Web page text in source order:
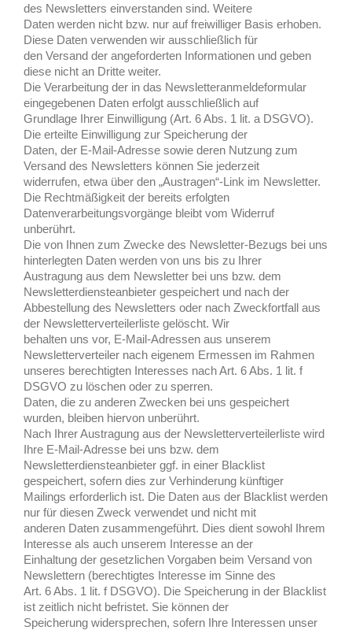
des Newsletters einverstanden sind. Weitere
Daten werden nicht bzw. nur auf freiwilliger Basis erhoben.
Diese Daten verwenden wir ausschließlich für
den Versand der angeforderten Informationen und geben
diese nicht an Dritte weiter.
Die Verarbeitung der in das Newsletteranmeldeformular
eingegebenen Daten erfolgt ausschließlich auf
Grundlage Ihrer Einwilligung (Art. 6 Abs. 1 lit. a DSGVO).
Die erteilte Einwilligung zur Speicherung der
Daten, der E-Mail-Adresse sowie deren Nutzung zum
Versand des Newsletters können Sie jederzeit
widerrufen, etwa über den „Austragen“-Link im Newsletter.
Die Rechtmäßigkeit der bereits erfolgten
Datenverarbeitungsvorgänge bleibt vom Widerruf
unberührt.
Die von Ihnen zum Zwecke des Newsletter-Bezugs bei uns
hinterlegten Daten werden von uns bis zu Ihrer
Austragung aus dem Newsletter bei uns bzw. dem
Newsletterdiensteanbieter gespeichert und nach der
Abbestellung des Newsletters oder nach Zweckfortfall aus
der Newsletterverteilerliste gelöscht. Wir
behalten uns vor, E-Mail-Adressen aus unserem
Newsletterverteiler nach eigenem Ermessen im Rahmen
unseres berechtigten Interesses nach Art. 6 Abs. 1 lit. f
DSGVO zu löschen oder zu sperren.
Daten, die zu anderen Zwecken bei uns gespeichert
wurden, bleiben hiervon unberührt.
Nach Ihrer Austragung aus der Newsletterverteilerliste wird
Ihre E-Mail-Adresse bei uns bzw. dem
Newsletterdiensteanbieter ggf. in einer Blacklist
gespeichert, sofern dies zur Verhinderung künftiger
Mailings erforderlich ist. Die Daten aus der Blacklist werden
nur für diesen Zweck verwendet und nicht mit
anderen Daten zusammengeführt. Dies dient sowohl Ihrem
Interesse als auch unserem Interesse an der
Einhaltung der gesetzlichen Vorgaben beim Versand von
Newslettern (berechtigtes Interesse im Sinne des
Art. 6 Abs. 1 lit. f DSGVO). Die Speicherung in der Blacklist
ist zeitlich nicht befristet. Sie können der
Speicherung widersprechen, sofern Ihre Interessen unser